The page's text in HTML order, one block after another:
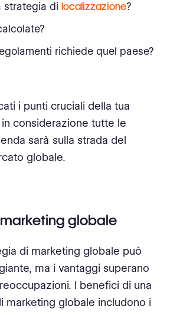
strategia dilocalizzazione?
richiede quel paese?
i punti cruciali della tua
considerazione tutte le
sarà sulla strada del
globale.
globale
di marketing globale può
ma i vantaggi superano
I benefici di una
marketing globale includono i